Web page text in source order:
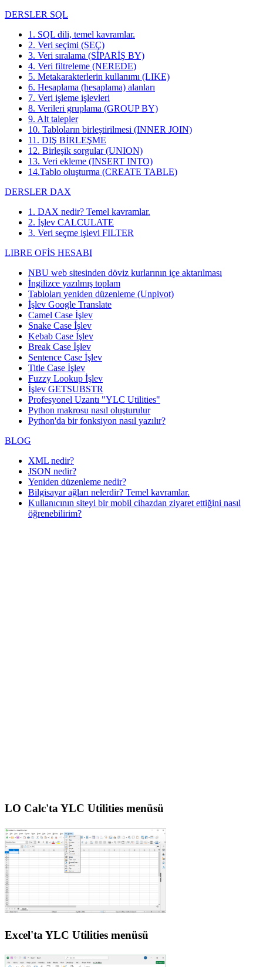
DERSLER SQL
1. SQL dili, temel kavramlar.
2. Veri seçimi (SEÇ)
3. Veri sıralama (SİPARİŞ BY)
4. Veri filtreleme (NEREDE)
5. Metakarakterlerin kullanımı (LIKE)
6. Hesaplama (hesaplama) alanları
7. Veri işleme işlevleri
8. Verileri gruplama (GROUP BY)
9. Alt talepler
10. Tabloların birleştirilmesi (INNER JOIN)
11. DIŞ BİRLEŞME
12. Birleşik sorgular (UNION)
13. Veri ekleme (INSERT INTO)
14.Tablo oluşturma (CREATE TABLE)
DERSLER DAX
1. DAX nedir? Temel kavramlar.
2. İşlev CALCULATE
3. Veri seçme işlevi FILTER
LIBRE OFİS HESABI
NBU web sitesinden döviz kurlarının içe aktarılması
İngilizce yazılmış toplam
Tabloları yeniden düzenleme (Unpivot)
İşlev Google Translate
Camel Case İşlev
Snake Case İşlev
Kebab Case İşlev
Break Case İşlev
Sentence Case İşlev
Title Case İşlev
Fuzzy Lookup İşlev
İşlev GETSUBSTR
Profesyonel Uzantı "YLC Utilities"
Python makrosu nasıl oluşturulur
Python'da bir fonksiyon nasıl yazılır?
BLOG
XML nedir?
JSON nedir?
Yeniden düzenleme nedir?
Bilgisayar ağları nelerdir? Temel kavramlar.
Kullanıcının siteyi bir mobil cihazdan ziyaret ettiğini nasıl
öğrenebilirim?
LO Calc'ta YLC Utilities menüsü
Excel'ta YLC Utilities menüsü